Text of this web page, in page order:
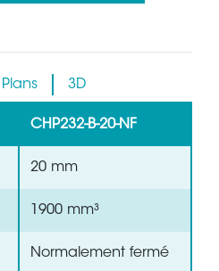
Plans 3D
CHP232-B-20-NF
20 mm
1900 mm³
Normalement fermé